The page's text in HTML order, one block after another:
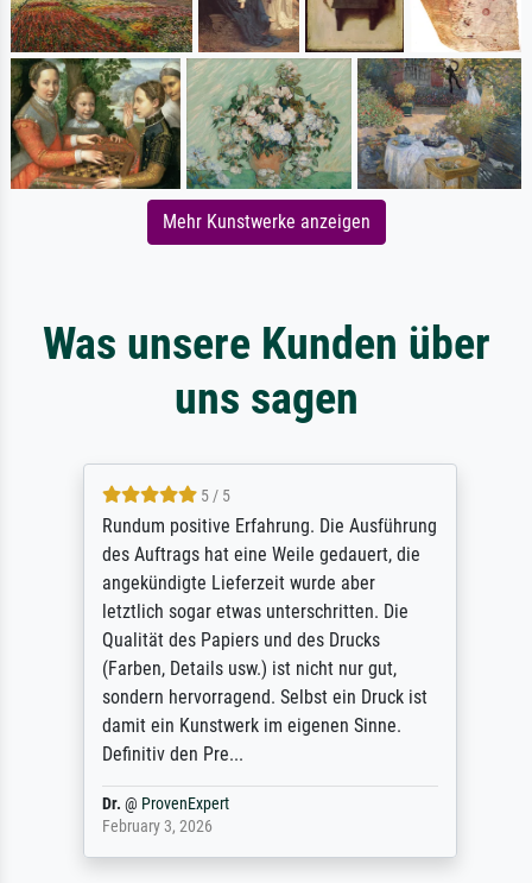
Mehr Kunstwerke anzeigen
Was unsere Kunden über
uns sagen
5 / 5
Rundum positive Erfahrung. Die Ausführung
des Auftrags hat eine Weile gedauert, die
angekündigte Lieferzeit wurde aber
letztlich sogar etwas unterschritten. Die
Qualität des Papiers und des Drucks
(Farben, Details usw.) ist nicht nur gut,
sondern hervorragend. Selbst ein Druck ist
damit ein Kunstwerk im eigenen Sinne.
Definitiv den Pre...
Dr.@ ProvenExpert
February 3, 2026